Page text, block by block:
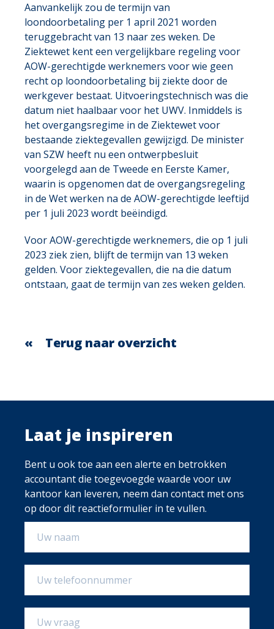
Aanvankelijk zou de termijn van
loondoorbetaling per 1 april 2021 worden
teruggebracht van 13 naar zes weken. De
Ziektewet kent een vergelijkbare regeling voor
AOW-gerechtigde werknemers voor wie geen
recht op loondoorbetaling bij ziekte door de
werkgever bestaat. Uitvoeringstechnisch was die
datum niet haalbaar voor het UWV. Inmiddels is
het overgangsregime in de Ziektewet voor
bestaande ziektegevallen gewijzigd. De minister
van SZW heeft nu een ontwerpbesluit
voorgelegd aan de Tweede en Eerste Kamer,
waarin is opgenomen dat de overgangsregeling
in de Wet werken na de AOW-gerechtigde leeftijd
per 1 juli 2023 wordt beëindigd.
Voor AOW-gerechtigde werknemers, die op 1 juli
2023 ziek zien, blijft de termijn van 13 weken
gelden. Voor ziektegevallen, die na die datum
ontstaan, gaat de termijn van zes weken gelden.
Terug naar overzicht
Laat je inspireren
Bent u ook toe aan een alerte en betrokken
accountant die toegevoegde waarde voor uw
kantoor kan leveren, neem dan contact met ons
op door dit reactieformulier in te vullen.